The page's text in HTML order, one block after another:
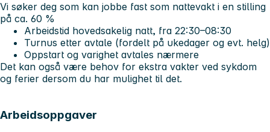
Vi søker deg som kan jobbe fast som nattevakt i en stilling
på ca. 60 %
Arbeidstid hovedsakelig natt, fra 22:30–08:30
Turnus etter avtale (fordelt på ukedager og evt. helg)
Oppstart og varighet avtales nærmere
Det kan også være behov for ekstra vakter ved sykdom
og ferier dersom du har mulighet til det.
Arbeidsoppgaver